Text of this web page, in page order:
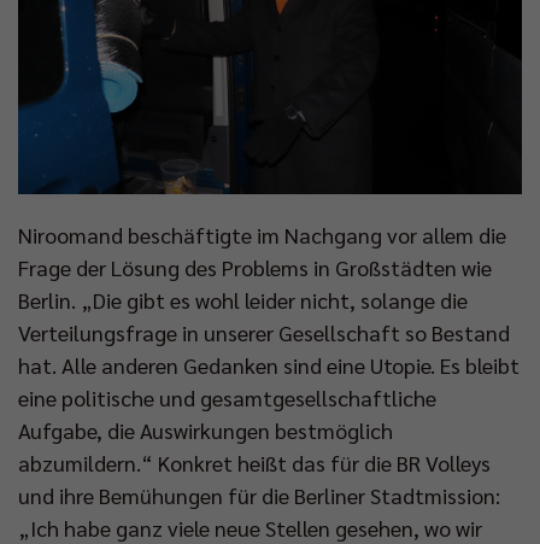
Niroomand beschäftigte im Nachgang vor allem die
Frage der Lösung des Problems in Großstädten wie
Berlin. „Die gibt es wohl leider nicht, solange die
Verteilungsfrage in unserer Gesellschaft so Bestand
hat. Alle anderen Gedanken sind eine Utopie. Es bleibt
eine politische und gesamtgesellschaftliche
Aufgabe, die Auswirkungen bestmöglich
abzumildern.“ Konkret heißt das für die BR Volleys
und ihre Bemühungen für die Berliner Stadtmission:
„Ich habe ganz viele neue Stellen gesehen, wo wir